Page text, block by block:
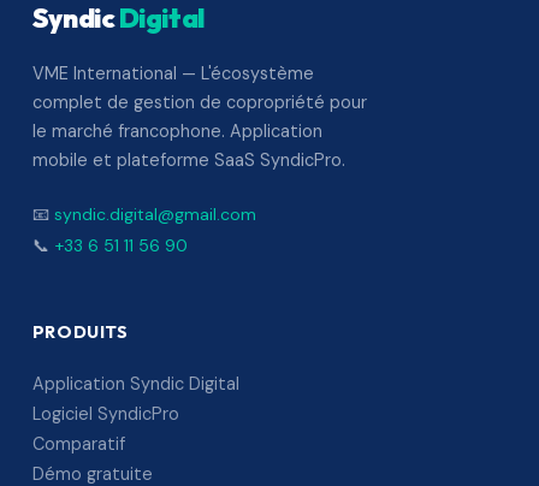
SyndicDigital
VME International — L'écosystème
complet de gestion de copropriété pour
le marché francophone. Application
mobile et plateforme SaaS SyndicPro.
📧 syndic.digital@gmail.com
📞 +33 6 51 11 56 90
PRODUITS
Application Syndic Digital
Logiciel SyndicPro
Comparatif
Démo gratuite